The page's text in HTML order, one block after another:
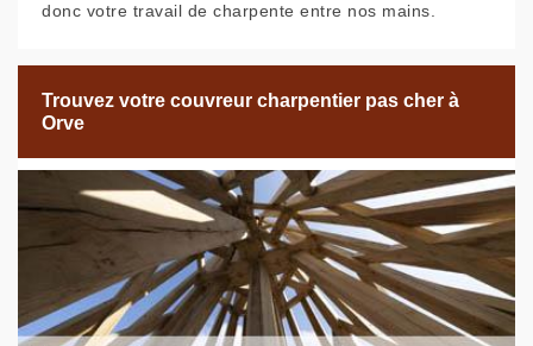
donc votre travail de charpente entre nos mains.
Trouvez votre couvreur charpentier pas cher à
Orve